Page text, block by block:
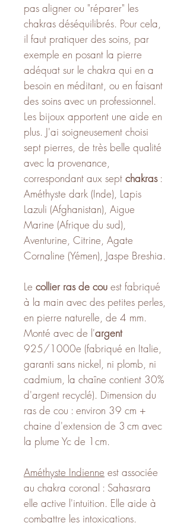
pas aligner ou "réparer" les
chakras déséquilibrés. Pour cela,
il faut pratiquer des soins, par
exemple en posant la pierre
adéquat sur le chakra qui en a
besoin en méditant, ou en faisant
des soins avec un professionnel.
Les bijoux apportent une aide en
plus. J'ai soigneusement choisi
sept pierres, de très belle qualité
avec la provenance,
correspondant aux sept chakras:
Améthyste dark (Inde), Lapis
Lazuli (Afghanistan), Aigue
Marine (Afrique du sud),
Aventurine, Citrine, Agate
Cornaline (Yémen), Jaspe Breshia.
Le collier ras de cou est fabriqué
à la main avec des petites perles,
en pierre naturelle, de 4 mm.
Monté avec de l'argent
925/1000e (fabriqué en Italie,
garanti sans nickel, ni plomb, ni
cadmium, la chaîne contient 30%
d'argent recyclé). Dimension du
ras de cou : environ 39 cm +
chaine d'extension de 3 cm avec
la plume Yc de 1cm.
Améthyste Indienne est associée
au chakra coronal : Sahasrara
elle active l'intuition. Elle aide à
combattre les intoxications.